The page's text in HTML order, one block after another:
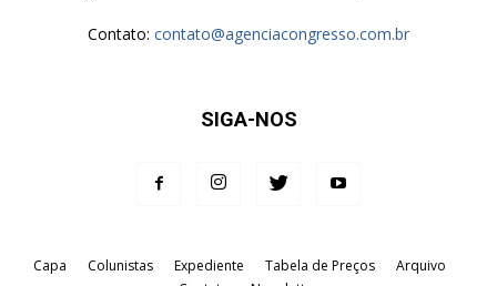
Contato: contato@agenciacongresso.com.br
SIGA-NOS
Capa Colunistas Expediente Tabela de Preços
Arquivo